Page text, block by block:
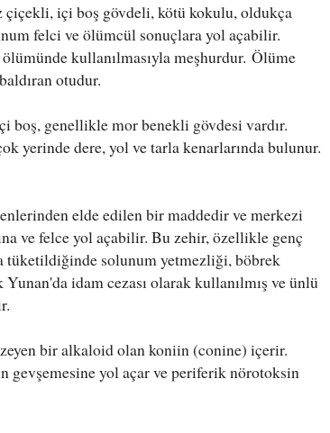
çiçekli, içi boş gövdeli, kötü kokulu, oldukça
felci ve ölümcül sonuçlara yol açabilir.
kullanılmasıyla meşhurdur. Ölüme
otudur.
boş, genellikle mor benekli gövdesi vardır.
yerinde dere, yol ve tarla kenarlarında bulunur.
elde edilen bir maddedir ve merkezi
ve felce yol açabilir. Bu zehir, özellikle genç
tüketildiğinde solunum yetmezliği, böbrek
idam cezası olarak kullanılmış ve ünlü
bir alkaloid olan koniin (conine) içerir.
gevşemesine yol açar ve periferik nörotoksin